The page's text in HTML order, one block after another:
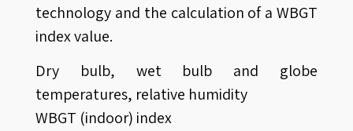
technology and the calculation of a WBGT
index value.
Dry bulb, wet bulb and globe
temperatures, relative humidity
WBGT (indoor) index